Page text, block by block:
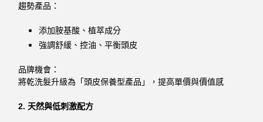
趨勢產品：
添加胺基酸、植萃成分
強調舒緩、控油、平衡頭皮
品牌機會：
將乾洗髮升級為「頭皮保養型產品」，提高單價與價值感
2. 天然與低刺激配方